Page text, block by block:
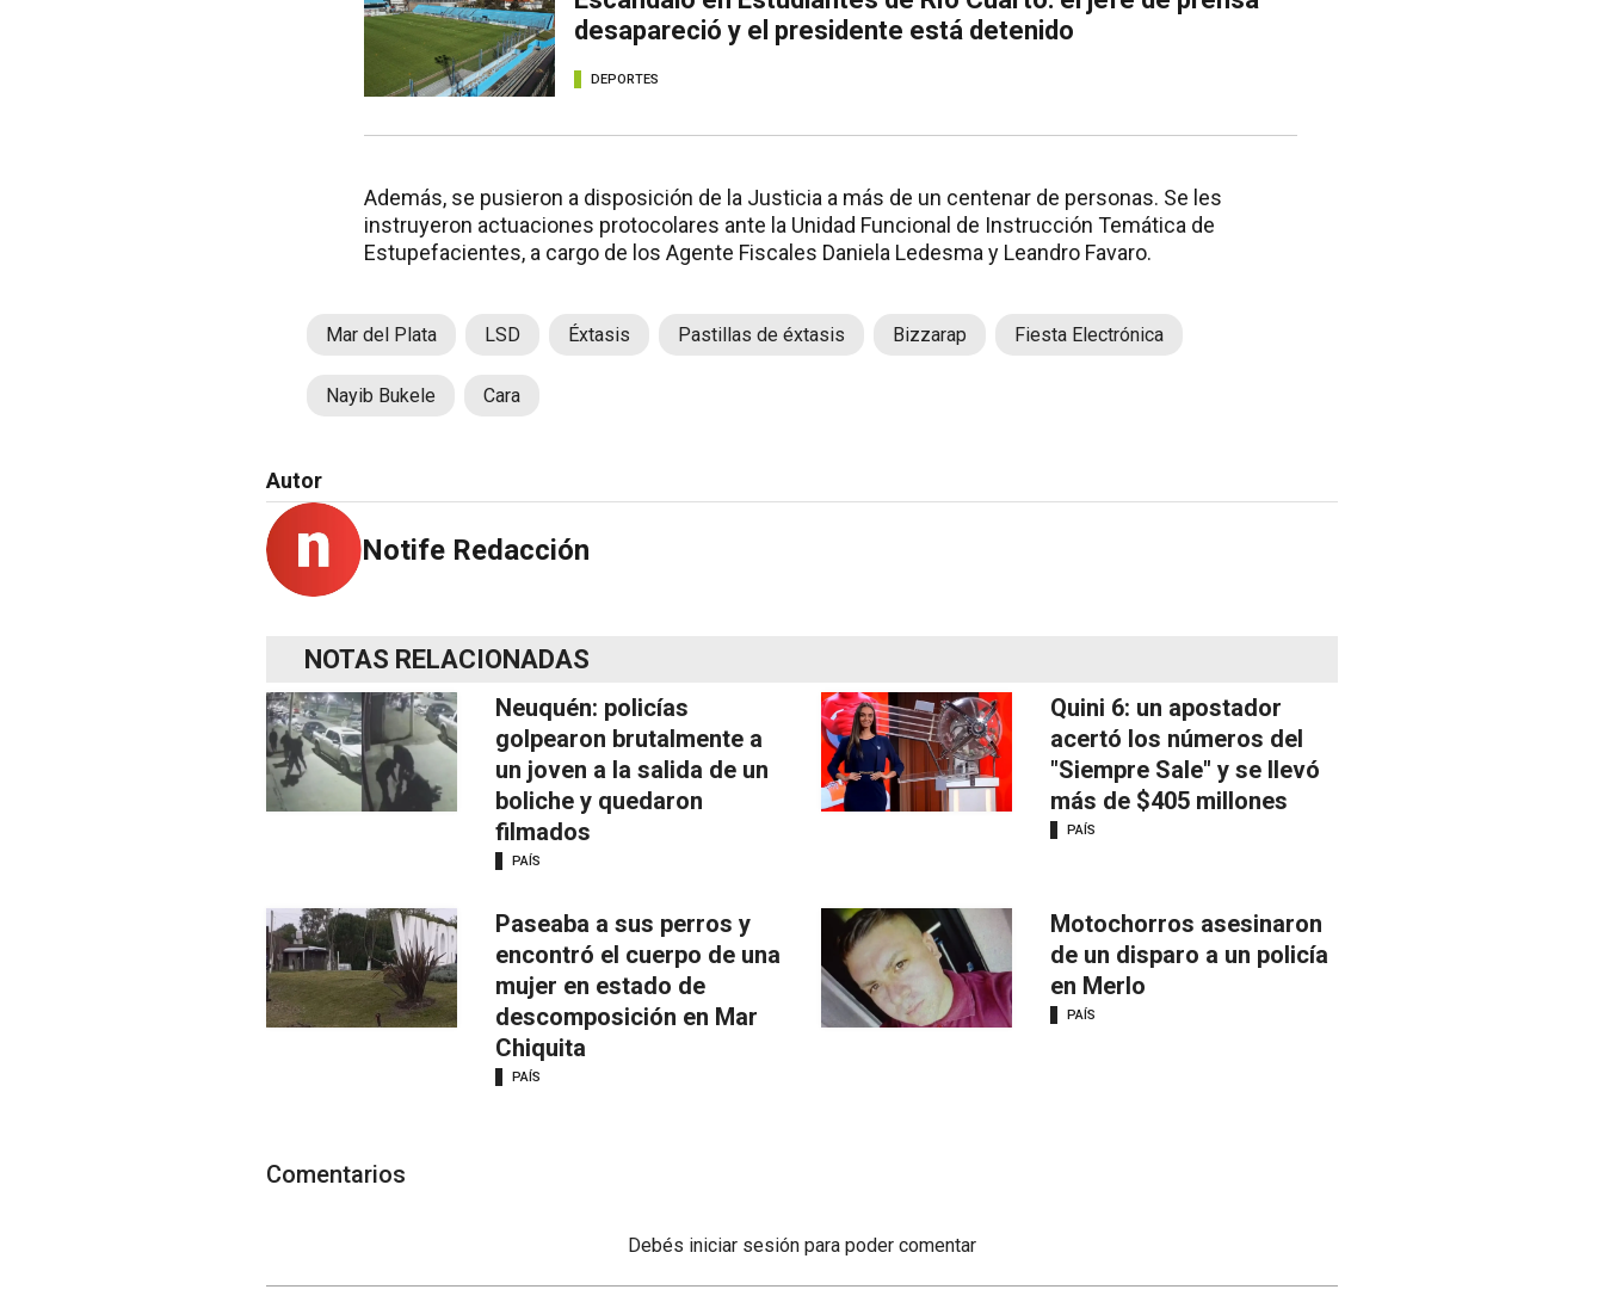
desapareció y el presidente está detenido
DEPORTES
Además, se pusieron a disposición de la Justicia a más de un centenar de personas. Se les
instruyeron actuaciones protocolares ante la Unidad Funcional de Instrucción Temática de
Estupefacientes, a cargo de los Agente Fiscales Daniela Ledesma y Leandro Favaro.
Mar del Plata LSD Éxtasis Pastillas de éxtasis Bizzarap Fiesta Electrónica
Nayib Bukele Cara
Autor
Notife Redacción
NOTAS RELACIONADAS
Neuquén: policías
golpearon brutalmente a
un joven a la salida de un
boliche y quedaron
filmados
PAÍS
Quini 6: un apostador
acertó los números del
"Siempre Sale" y se llevó
más de $405 millones
PAÍS
Paseaba a sus perros y
encontró el cuerpo de una
mujer en estado de
descomposición en Mar
Chiquita
PAÍS
Motochorros asesinaron
de un disparo a un policía
en Merlo
PAÍS
Comentarios
Debés iniciar sesión para poder comentar